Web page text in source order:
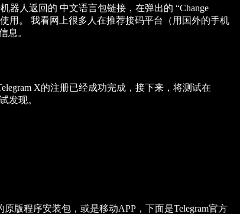
器人返回的 中文语言包链接，在弹出的 “Change
用。 我看网上很多人在推荐接码平台（用国外的手机
息。
X的注册已经成功完成，接下来，将测试在
发现。
原版程序安装包，或是移动APP，下面是Telegram官方